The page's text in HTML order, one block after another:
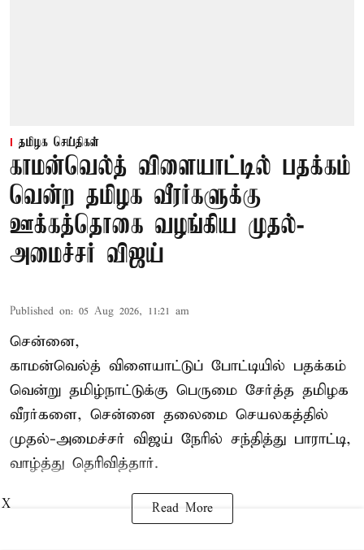
தமிழக செய்திகள்
காமன்வெல்த் விளையாட்டில் பதக்கம்
வென்ற தமிழக வீரர்களுக்கு
ஊக்கத்தொகை வழங்கிய முதல்-
அமைச்சர் விஜய்
Published on: 05 Aug 2026, 11:21 am
சென்னை,
காமன்வெல்த் விளையாட்டுப் போட்டியில் பதக்கம்
வென்று தமிழ்நாட்டுக்கு பெருமை சேர்த்த தமிழக
வீரர்களை, சென்னை தலைமை செயலகத்தில்
முதல்-அமைச்சர் விஜய் நேரில் சந்தித்து பாராட்டி,
வாழ்த்து தெரிவித்தார்.
Read More
X